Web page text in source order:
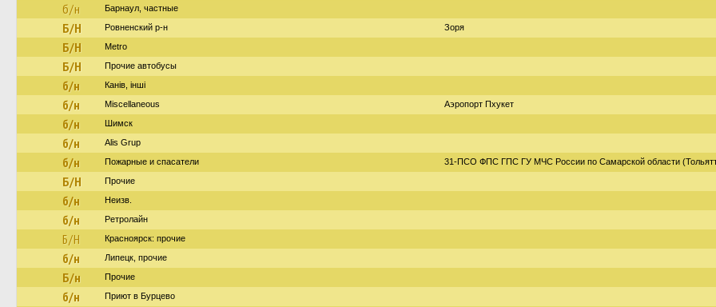
б/н Барнаул, частные
Б/Н Ровненский р-н Зоря
Б/Н Metro
Б/Н Прочие автобусы
б/н Канів, інші
б/н Miscellaneous Аэропорт Пхукет
б/н Шимск
б/н Alis Grup
б/н Пожарные и спасатели 31-ПСО ФПС ГПС ГУ МЧС России по Самарской области
Б/Н Прочие
б/н Неизв.
б/н Ретролайн
Б/Н Красноярск: прочие
б/н Липецк, прочие
Б/н Прочие
б/н Приют в Бурцево